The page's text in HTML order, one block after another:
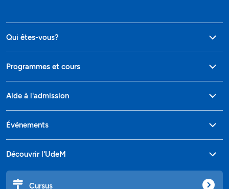
Qui êtes-vous?
Programmes et cours
Aide à l'admission
Événements
Découvrir l'UdeM
Cursus